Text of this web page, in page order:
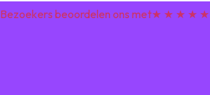
Bezoekers beoordelen ons met★ ★ ★ ★ ★